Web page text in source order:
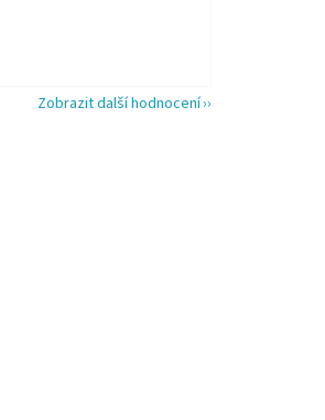
z 5 hvězdiček.
Zobrazit další hodnocení